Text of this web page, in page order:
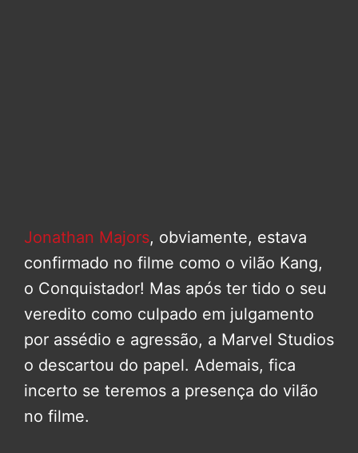
Jonathan Majors, obviamente, estava
confirmado no filme como o vilão Kang,
o Conquistador! Mas após ter tido o seu
veredito como culpado em julgamento
por assédio e agressão, a Marvel Studios
o descartou do papel. Ademais, fica
incerto se teremos a presença do vilão
no filme.